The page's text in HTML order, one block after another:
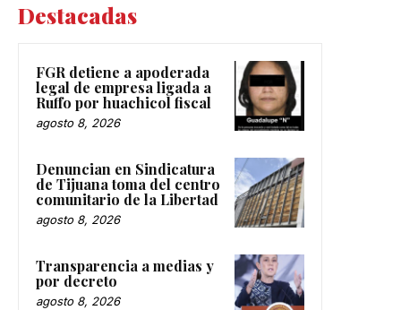
Destacadas
FGR detiene a apoderada
legal de empresa ligada a
Ruffo por huachicol fiscal
agosto 8, 2026
Denuncian en Sindicatura
de Tijuana toma del centro
comunitario de la Libertad
agosto 8, 2026
Transparencia a medias y
por decreto
agosto 8, 2026